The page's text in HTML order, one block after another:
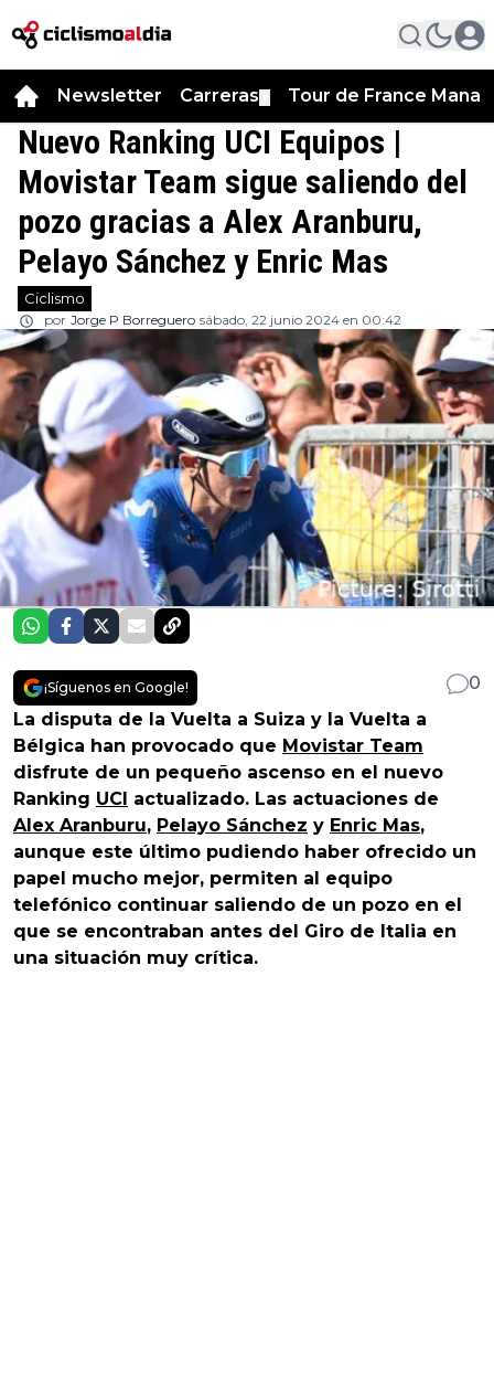
Newsletter Carreras Tour de France
Nuevo Ranking UCI Equipos |
Movistar Team sigue saliendo del
pozo gracias a Alex Aranburu,
Pelayo Sánchez y Enric Mas
Ciclismo
por Jorge P Borreguero sábado, 22 junio 2024 en 00:42
¡Síguenos en Google!
0
La disputa de la Vuelta a Suiza y la Vuelta a
Bélgica han provocado que Movistar Team
disfrute de un pequeño ascenso en el nuevo
Ranking UCI actualizado. Las actuaciones de
Alex Aranburu, Pelayo Sánchez y Enric Mas,
aunque este último pudiendo haber ofrecido un
papel mucho mejor, permiten al equipo
telefónico continuar saliendo de un pozo en el
que se encontraban antes del Giro de Italia en
una situación muy crítica.